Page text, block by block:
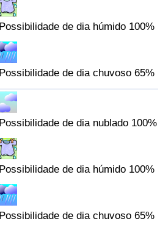
Possibilidade de dia húmido 100%
Possibilidade de dia chuvoso 65%
Possibilidade de dia nublado 100%
Possibilidade de dia húmido 100%
Possibilidade de dia chuvoso 65%